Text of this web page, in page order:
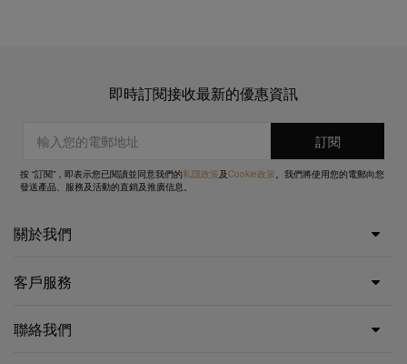
即時訂閱接收最新的優惠資訊
按 “訂閱”，即表示您已閱讀並同意我們的私隱政策及Cookie政策。我們將使用您的電郵向您
發送產品、服務及活動的直銷及推廣信息。
關於我們
客戶服務
聯絡我們